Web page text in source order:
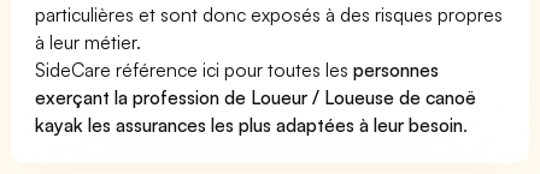
particulières et sont donc exposés à des risques propres
à leur métier.
SideCare référence ici pour toutes lespersonnes
exerçant la profession de Loueur / Loueuse de canoë
kayak les assurances les plus adaptées à leur besoin.